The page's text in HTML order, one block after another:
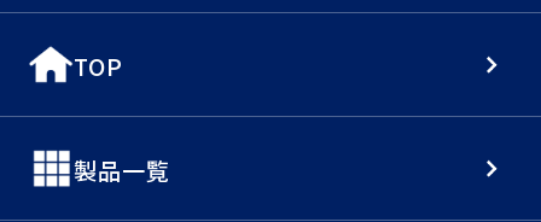
TOP
製品一覧